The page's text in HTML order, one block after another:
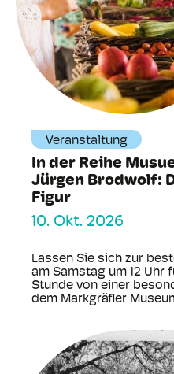
Veranstaltung
In der Reihe
Jürgen Brodwolf:
Figur
10. Okt. 2026
Lassen Sie sich zur
am Samstag um 12 Uhr
Stunde von einer
dem Markgräfler